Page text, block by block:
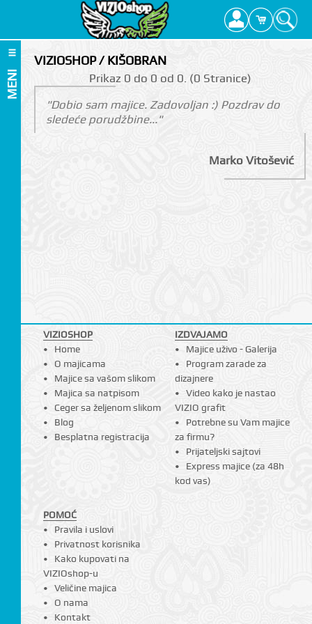
MENI
VIZIOSHOP / KIŠOBRAN
Prikаz 0 do 0 оd 0. (0 Strаnicе)
"Dobio sam majice. Zadovoljan :) Pozdrav do
sledeće porudžbine..."
Marko Vitošević
VIZIOSHOP
Home
O majicama
Majice sa vašom slikom
Majica sa natpisom
Ceger sa željenom slikom
Blog
Besplatna registracija
IZDVAJAMO
Majice uživo - Galerija
Program zarade za
dizajnere
Video kako je nastao
VIZIO grafit
Potrebne su Vam majice
za firmu?
Prijateljski sajtovi
Express majice (za 48h
kod vas)
POMOĆ
Pravila i uslovi
Privatnost korisnika
Kako kupovati na
VIZIOshop-u
Veličine majica
O nama
Kontakt